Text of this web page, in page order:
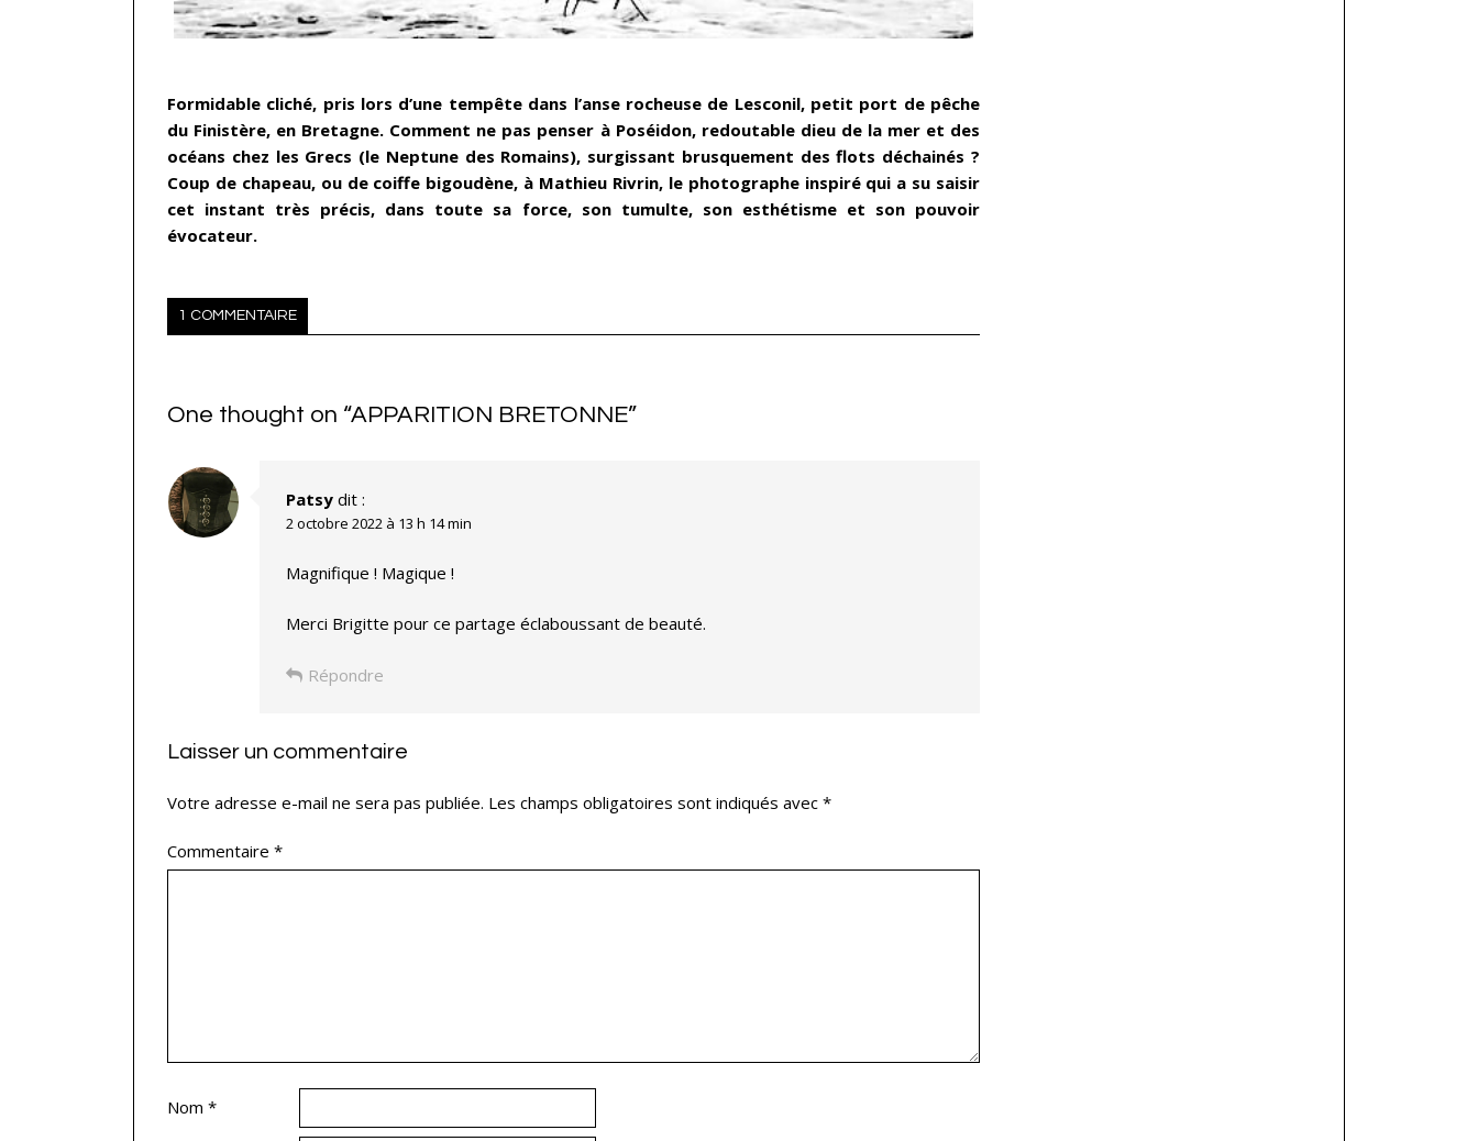
Formidable cliché, pris lors d’une tempête dans l’anse rocheuse de Lesconil, petit port de pêche
du Finistère, en Bretagne. Comment ne pas penser à Poséidon, redoutable dieu de la mer et des
océans chez les Grecs (le Neptune des Romains), surgissant brusquement des flots déchainés ?
Coup de chapeau, ou de coiffe bigoudène, à Mathieu Rivrin, le photographe inspiré qui a su saisir
cet instant très précis, dans toute sa force, son tumulte, son esthétisme et son pouvoir
évocateur.
1 COMMENTAIRE
One thought on “APPARITION BRETONNE”
Patsy dit :
2 octobre 2022 à 13 h 14 min
Magnifique ! Magique !
Merci Brigitte pour ce partage éclaboussant de beauté.
Répondre
Laisser un commentaire
Votre adresse e-mail ne sera pas publiée. Les champs obligatoires sont indiqués avec *
Commentaire *
Nom *